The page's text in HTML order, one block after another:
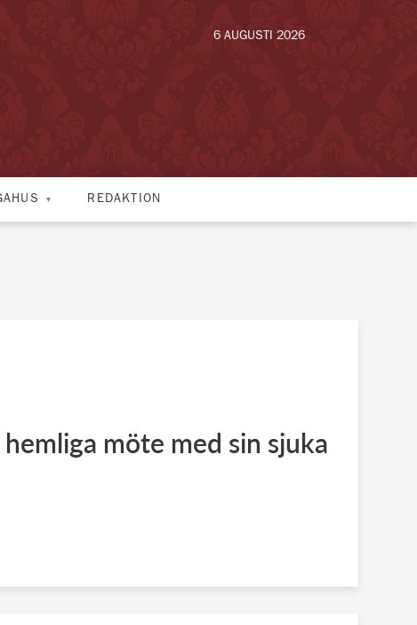
6 AUGUSTI 2026
REDAKTION
möte med sin sjuka